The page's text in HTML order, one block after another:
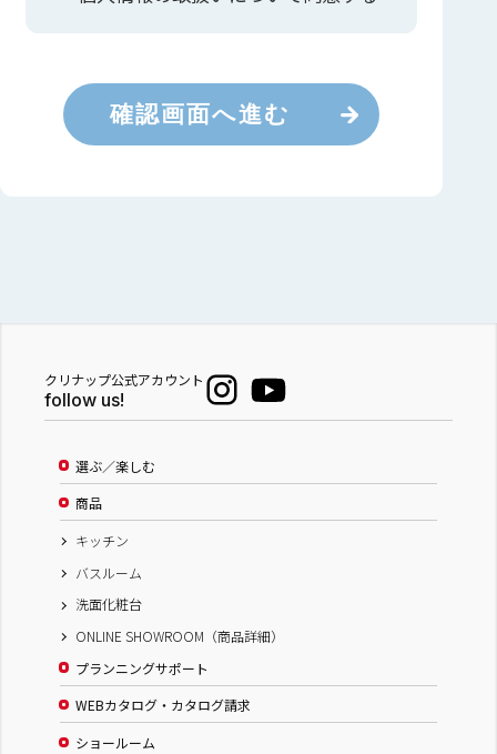
確認画面へ進む
クリナップ公式アカウント
follow us!
選ぶ／楽しむ
商品
キッチン
バスルーム
洗面化粧台
ONLINE SHOWROOM（商品詳細）
プランニングサポート
WEBカタログ・カタログ請求
ショールーム